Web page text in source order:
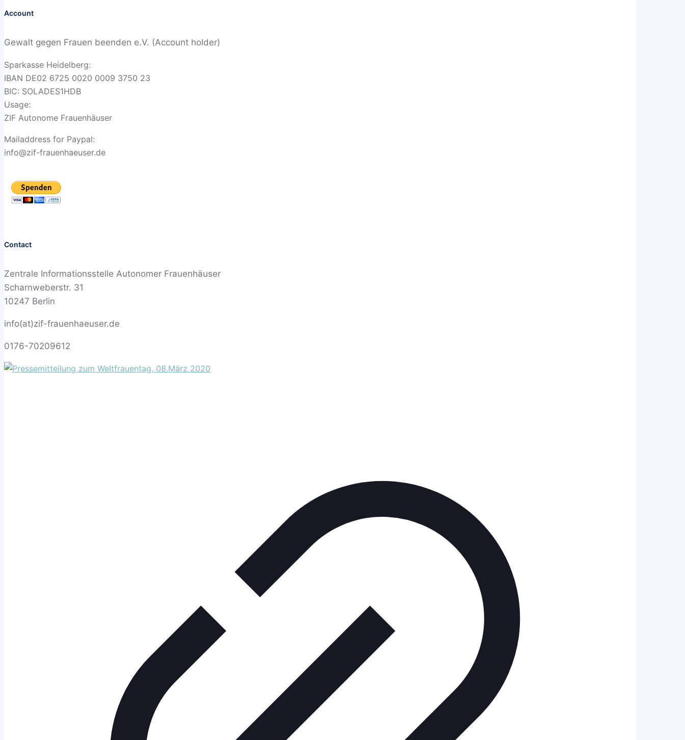
Account
Gewalt gegen Frauen beenden e.V. (Account holder)
Sparkasse Heidelberg:
IBAN DE02 6725 0020 0009 3750 23
BIC: SOLADES1HDB
Usage:
ZIF Autonome Frauenhäuser
Mailaddress for Paypal:
info@zif-frauenhaeuser.de
Contact
Zentrale Informationsstelle Autonomer Frauenhäuser
Scharnweberstr. 31
10247 Berlin
info(at)zif-frauenhaeuser.de
0176-70209612